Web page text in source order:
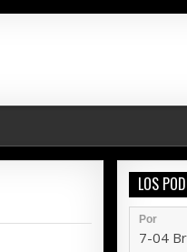
LOS